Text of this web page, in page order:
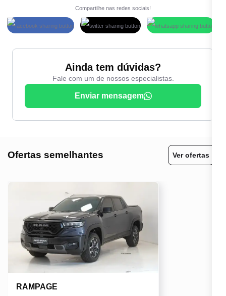
Compartilhe nas redes sociais!
Ainda tem dúvidas?
Fale com um de nossos especialistas.
Enviar mensagem
Ofertas semelhantes Ver ofertas
RAMPAGE